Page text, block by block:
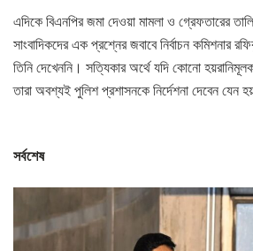
এদিকে বিএনপির জমা দেওয়া মামলা ও গ্রেফতারের
সাংবাদিকদের এক প্রশ্নের জবাবে নির্বাচন কমিশনার
তিনি দেখেননি। সত্যিকার অর্থে যদি কোনো
তারা অবশ্যই পুলিশ প্রশাসনকে নির্দেশনা দেবেন যেন
সর্বশেষ